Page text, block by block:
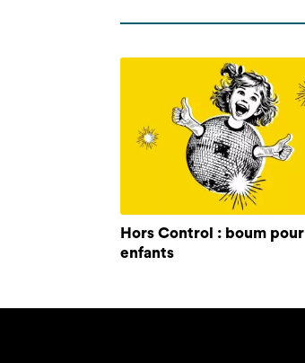
Hors Control : boum pour
enfants